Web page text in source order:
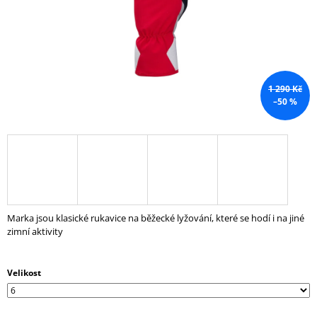
1 290 Kč
–50 %
Marka jsou klasické rukavice na běžecké lyžování, které se hodí i na jiné
zimní aktivity
Velikost
D
O
R
U
Č